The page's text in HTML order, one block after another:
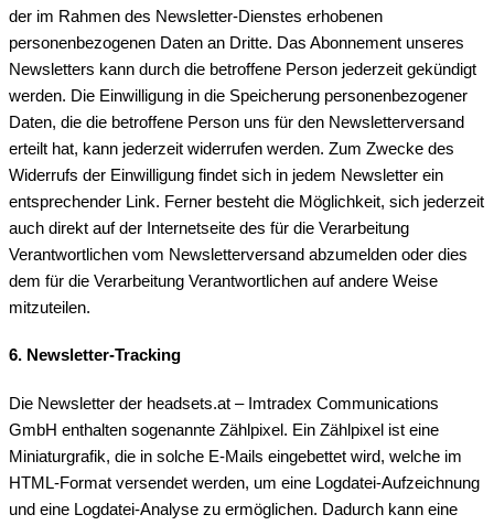
der im Rahmen des Newsletter-Dienstes erhobenen
personenbezogenen Daten an Dritte. Das Abonnement unseres
Newsletters kann durch die betroffene Person jederzeit gekündigt
werden. Die Einwilligung in die Speicherung personenbezogener
Daten, die die betroffene Person uns für den Newsletterversand
erteilt hat, kann jederzeit widerrufen werden. Zum Zwecke des
Widerrufs der Einwilligung findet sich in jedem Newsletter ein
entsprechender Link. Ferner besteht die Möglichkeit, sich jederzeit
auch direkt auf der Internetseite des für die Verarbeitung
Verantwortlichen vom Newsletterversand abzumelden oder dies
dem für die Verarbeitung Verantwortlichen auf andere Weise
mitzuteilen.
6. Newsletter-Tracking
Die Newsletter der headsets.at – Imtradex Communications
GmbH enthalten sogenannte Zählpixel. Ein Zählpixel ist eine
Miniaturgrafik, die in solche E-Mails eingebettet wird, welche im
HTML-Format versendet werden, um eine Logdatei-Aufzeichnung
und eine Logdatei-Analyse zu ermöglichen. Dadurch kann eine